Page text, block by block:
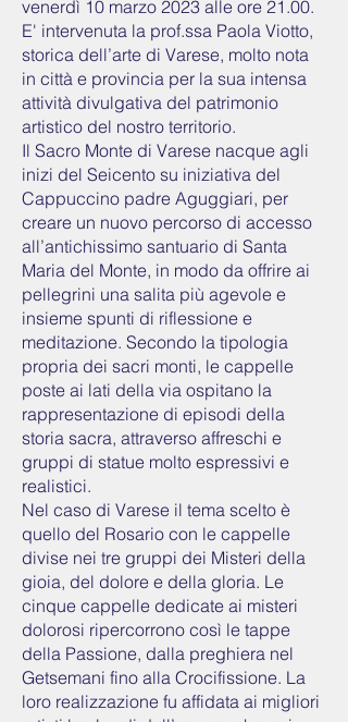
venerdì 10 marzo 2023 alle ore 21.00.
E' intervenuta la prof.ssa Paola Viotto,
storica dell’arte di Varese, molto nota
in città e provincia per la sua intensa
attività divulgativa del patrimonio
artistico del nostro territorio.
Il Sacro Monte di Varese nacque agli
inizi del Seicento su iniziativa del
Cappuccino padre Aguggiari, per
creare un nuovo percorso di accesso
all’antichissimo santuario di Santa
Maria del Monte, in modo da offrire ai
pellegrini una salita più agevole e
insieme spunti di riflessione e
meditazione. Secondo la tipologia
propria dei sacri monti, le cappelle
poste ai lati della via ospitano la
rappresentazione di episodi della
storia sacra, attraverso affreschi e
gruppi di statue molto espressivi e
realistici.
Nel caso di Varese il tema scelto è
quello del Rosario con le cappelle
divise nei tre gruppi dei Misteri della
gioia, del dolore e della gloria. Le
cinque cappelle dedicate ai misteri
dolorosi ripercorrono così le tappe
della Passione, dalla preghiera nel
Getsemani fino alla Crocifissione. La
loro realizzazione fu affidata ai migliori